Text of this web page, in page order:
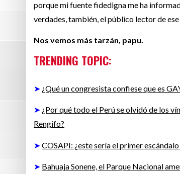
porque mi fuente fidedigna me ha
verdades, también, el público lector de
Nos vemos más tarzán, papu.
TRENDING TOPIC:
➤ ¿Qué un congresista confiese que es
➤ ¿Por qué todo el Perú se olvidó de los
Rengifo?
➤COSAPI: ¿este sería el primer
➤ Bahuaja Sonene, el Parque Nacional